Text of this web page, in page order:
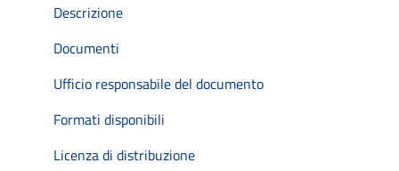
Descrizione
Documenti
Ufficio responsabile del documento
Formati disponibili
Licenza di distribuzione